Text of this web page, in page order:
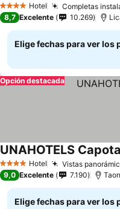
4 EstrellasHotel Completas
8,7 Excelente 10.269
Elige fechas para ver los
Opción destacada
4 EstrellasHotel Vistas
UNAHOTELS
9,0 Excelente 7.190
Elige fechas para ver los